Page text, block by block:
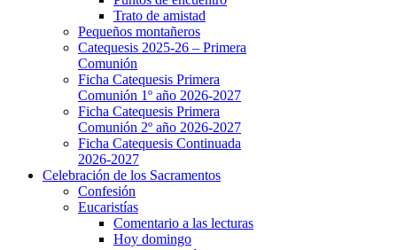
Trato de amistad
Pequeños montañeros
Catequesis 2025-26 – Primera
Comunión
Ficha Catequesis Primera
Comunión 1º año 2026-2027
Ficha Catequesis Primera
Comunión 2º año 2026-2027
Ficha Catequesis Continuada
2026-2027
Celebración de los Sacramentos
Confesión
Eucaristías
Comentario a las lecturas
Hoy domingo